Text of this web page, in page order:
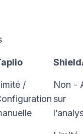
/
Non -
sur